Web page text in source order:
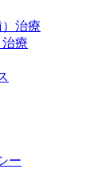
治療
療
ー